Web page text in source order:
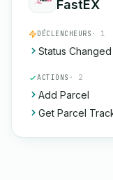
FastEX
DÉCLENCHEURS · 1
Status Changed
ACTIONS · 2
Add Parcel
Get Parcel